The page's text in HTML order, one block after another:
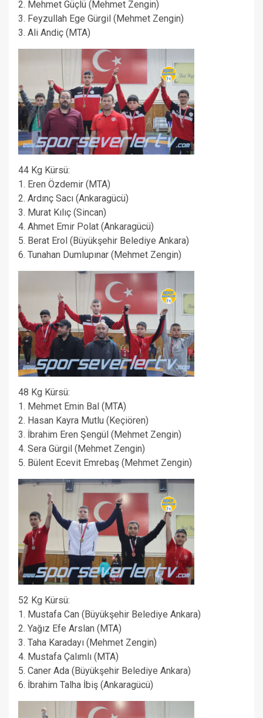
2. Mehmet Güçlü (Mehmet Zengin)
3. Feyzullah Ege Gürgil (Mehmet Zengin)
3. Ali Andiç (MTA)
44 Kg Kürsü:
1. Eren Özdemir (MTA)
2. Ardınç Sacı (Ankaragücü)
3. Murat Kılıç (Sincan)
4. Ahmet Emir Polat (Ankaragücü)
5. Berat Erol (Büyükşehir Belediye Ankara)
6. Tunahan Dumlupınar (Mehmet Zengin)
48 Kg Kürsü:
1. Mehmet Emin Bal (MTA)
2. Hasan Kayra Mutlu (Keçiören)
3. İbrahim Eren Şengül (Mehmet Zengin)
4. Sera Gürgil (Mehmet Zengin)
5. Bülent Ecevit Emrebaş (Mehmet Zengin)
52 Kg Kürsü:
1. Mustafa Can (Büyükşehir Belediye Ankara)
2. Yağız Efe Arslan (MTA)
3. Taha Karadayı (Mehmet Zengin)
4. Mustafa Çalımlı (MTA)
5. Caner Ada (Büyükşehir Belediye Ankara)
6. İbrahim Talha İbiş (Ankaragücü)